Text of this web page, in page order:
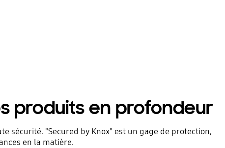
produits en profondeur
sécurité. "Secured by Knox" est un gage de protection,
en la matière.